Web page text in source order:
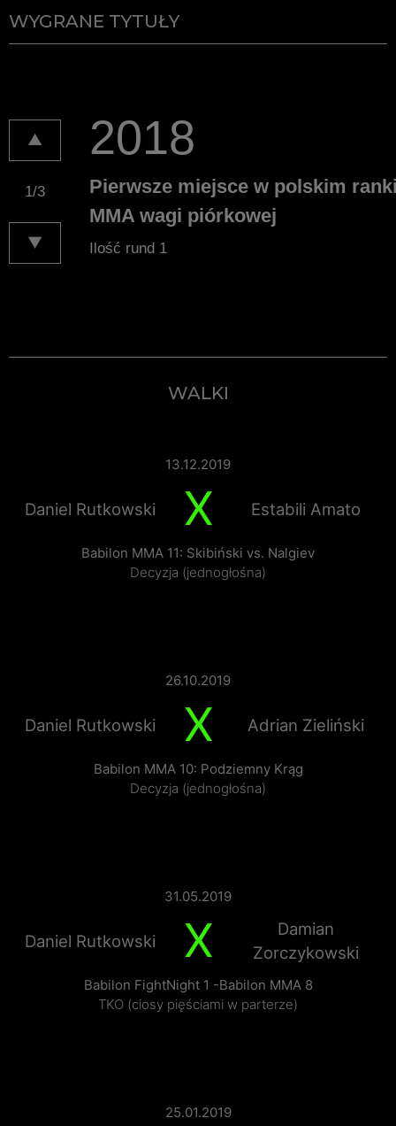
WYGRANE TYTUŁY
▲
2/3
▼
2018
Pierwsze miejsce w polskim
MMA wagi piórkowej
Ilość rund 1
2019
Mistrz Babilon MMA w wadze
Ilość rund 3
WALKI
13.12.2019
Daniel Rutkowski X Estabili Amato
Babilon MMA 11: Skibiński vs. Nalgiev
Decyzja (jednogłośna)
26.10.2019
Daniel Rutkowski X Adrian Zieliński
Babilon MMA 10: Podziemny Krąg
Decyzja (jednogłośna)
31.05.2019
Daniel Rutkowski X
Damian
Zorczykowski
Babilon FightNight 1 -Babilon MMA 8
TKO (ciosy pięściami w parterze)
25.01.2019